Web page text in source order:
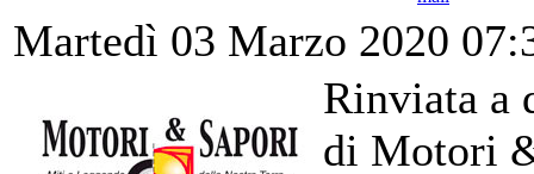
Martedì 03 Marzo 2020
Rinviata a
di Motori